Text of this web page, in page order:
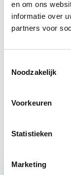
en om ons
informatie over
partners voor
Noodzakelijk
Voorkeuren
Statistieken
Marketing
Business